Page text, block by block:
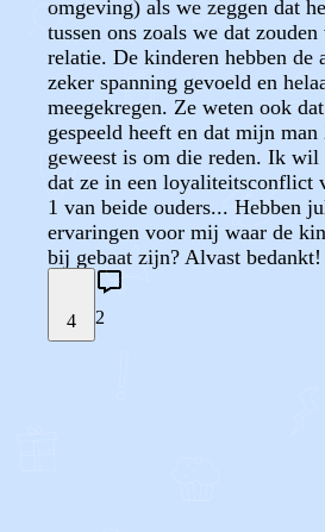
omgeving) als we zeggen dat
tussen ons zoals we dat
relatie. De kinderen hebben de
zeker spanning gevoeld en
meegekregen. Ze weten ook
gespeeld heeft en dat mijn
geweest is om die reden. Ik
dat ze in een loyaliteitsconflict
1 van beide ouders... Hebben
ervaringen voor mij waar de
bij gebaat zijn? Alvast bedankt!
4 2